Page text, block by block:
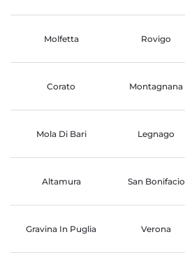
Molfetta Rovigo
Corato Montagnana
Mola Di Bari Legnago
Altamura San Bonifacio
Gravina In Puglia Verona